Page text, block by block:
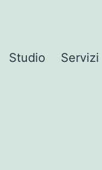
Studio Servizi